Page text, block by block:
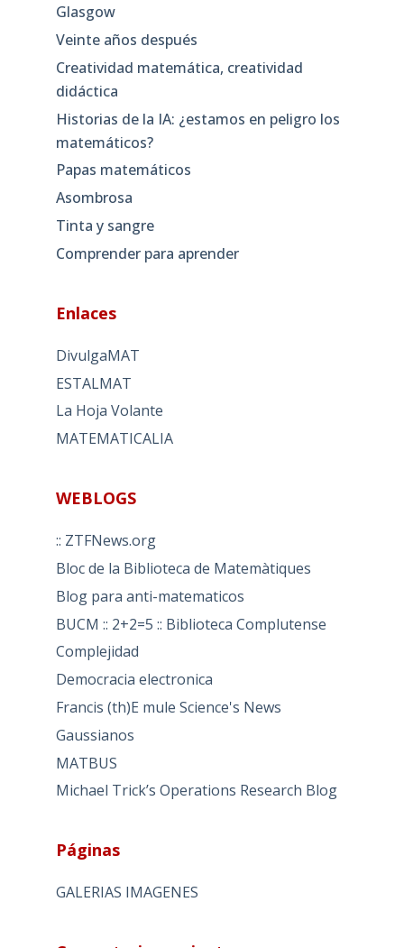
Glasgow
Veinte años después
Creatividad matemática, creatividad
didáctica
Historias de la IA: ¿estamos en peligro los
matemáticos?
Papas matemáticos
Asombrosa
Tinta y sangre
Comprender para aprender
Enlaces
DivulgaMAT
ESTALMAT
La Hoja Volante
MATEMATICALIA
WEBLOGS
:: ZTFNews.org
Bloc de la Biblioteca de Matemàtiques
Blog para anti-matematicos
BUCM :: 2+2=5 :: Biblioteca Complutense
Complejidad
Democracia electronica
Francis (th)E mule Science's News
Gaussianos
MATBUS
Michael Trick’s Operations Research Blog
Páginas
GALERIAS IMAGENES